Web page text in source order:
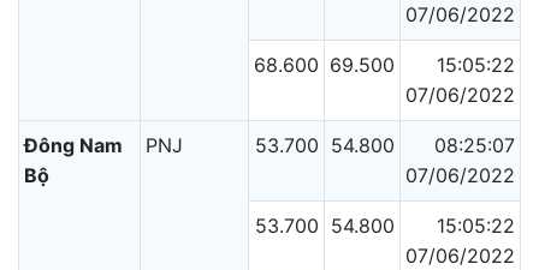
07/06/2022
68.600 69.500
15:05:22
07/06/2022
Đông Nam
Bộ
PNJ 53.700 54.800
08:25:07
07/06/2022
53.700 54.800
15:05:22
07/06/2022